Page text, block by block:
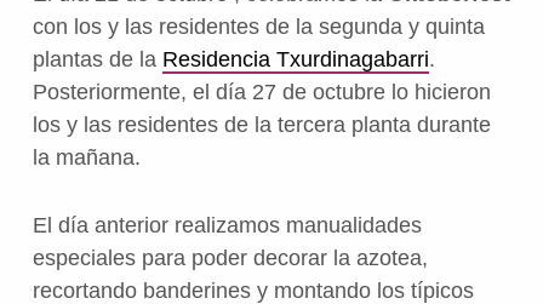
con los y las residentes de la segunda y quinta
plantas de la Residencia Txurdinagabarri.
Posteriormente, el día 27 de octubre lo hicieron
los y las residentes de la tercera planta durante
la mañana.
El día anterior realizamos manualidades
especiales para poder decorar la azotea,
recortando banderines y montando los típicos